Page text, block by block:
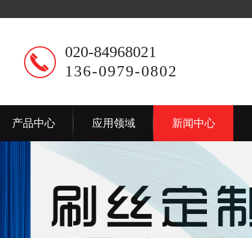
020-84968021
136-0979-0802
产品中心 应用领域 新闻中心